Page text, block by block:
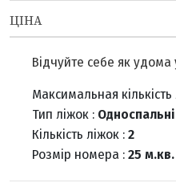
ЦІНА
Відчуйте себе як
Максимальная
Тип ліжок : Односпальні
Кількість ліжок :2
Розмір номера :25 м.кв.